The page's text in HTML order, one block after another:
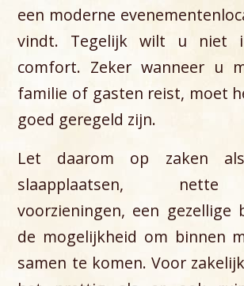
een moderne
vindt. Tegelijk wilt u niet
comfort. Zeker wanneer u
familie of gasten reist, moet
goed geregeld zijn.
Let daarom op zaken
slaapplaatsen, nette
voorzieningen, een gezellige
de mogelijkheid om binnen
samen te komen. Voor